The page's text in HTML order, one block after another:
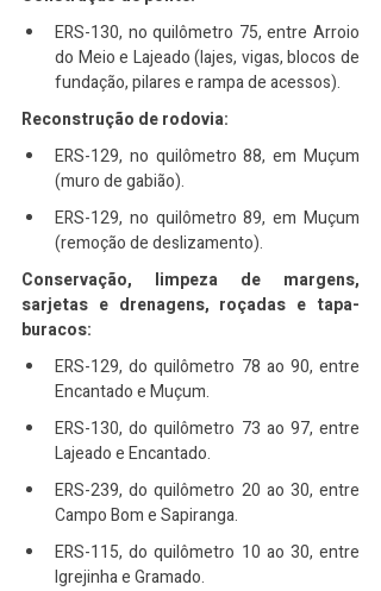
ERS-130, no quilômetro 75, entre Arroio
do Meio e Lajeado (lajes, vigas, blocos de
fundação, pilares e rampa de acessos).
Reconstrução de rodovia:
ERS-129, no quilômetro 88, em Muçum
(muro de gabião).
ERS-129, no quilômetro 89, em Muçum
(remoção de deslizamento).
Conservação, limpeza de margens,
sarjetas e drenagens, roçadas e tapa-
buracos:
ERS-129, do quilômetro 78 ao 90, entre
Encantado e Muçum.
ERS-130, do quilômetro 73 ao 97, entre
Lajeado e Encantado.
ERS-239, do quilômetro 20 ao 30, entre
Campo Bom e Sapiranga.
ERS-115, do quilômetro 10 ao 30, entre
Igrejinha e Gramado.